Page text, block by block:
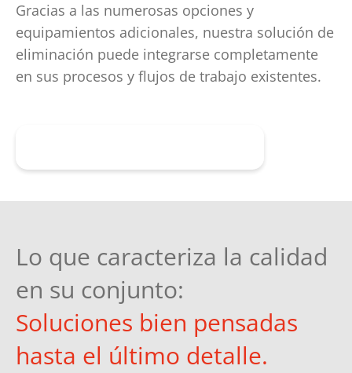
Gracias a las numerosas opciones y
equipamientos adicionales, nuestra solución de
eliminación puede integrarse completamente
en sus procesos y flujos de trabajo existentes.
Lo que caracteriza la calidad
en su conjunto:
Soluciones bien pensadas
hasta el último detalle.